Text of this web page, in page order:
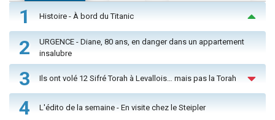
1 Histoire - À bord du Titanic
2
URGENCE - Diane, 80 ans, en danger dans un appartement
insalubre
3 Ils ont volé 12 Sifré Torah à Levallois… mais pas la Torah
4 L'édito de la semaine - En visite chez le Steipler